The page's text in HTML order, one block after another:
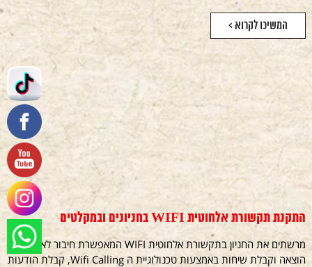
המשיכו לקרוא >
התקנת תקשורת אלחוטית WIFI בחניונים ובמקלטים
מרשתים את החניון בתקשורת אלחוטית WIFI המאפשרת חיבור לאינטרנט -
הוצאה וקבלת שיחות באמצעות טכנולוגיית ה Wifi Calling, קבלת הודעות